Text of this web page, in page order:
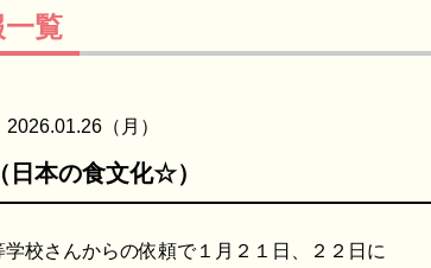
覧
2026.01.26（月）
日本の食文化☆）
学校さんからの依頼で１月２１日、２２日に